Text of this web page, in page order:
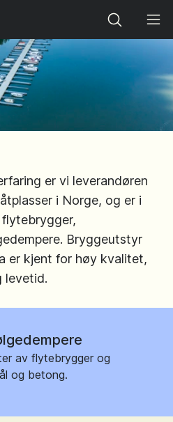
Search
er vi leverandøren
i Norge, og er i
Bryggeutstyr
er kjent for høy kvalitet,
levetid.
av flytebrygger og
og betong.